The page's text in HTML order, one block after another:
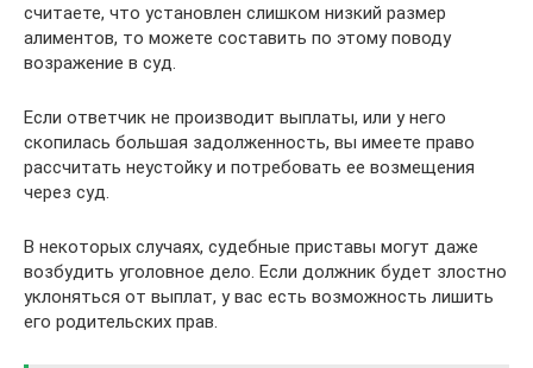
считаете, что установлен слишком низкий размер
алиментов, то можете составить по этому поводу
возражение в суд.
Если ответчик не производит выплаты, или у него
скопилась большая задолженность, вы имеете право
рассчитать неустойку и потребовать ее возмещения
через суд.
В некоторых случаях, судебные приставы могут даже
возбудить уголовное дело. Если должник будет злостно
уклоняться от выплат, у вас есть возможность лишить
его родительских прав.